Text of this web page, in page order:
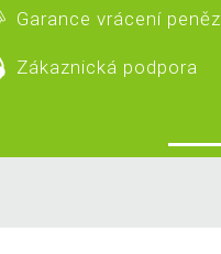
Garance vrácení peněz
Zákaznická podpora